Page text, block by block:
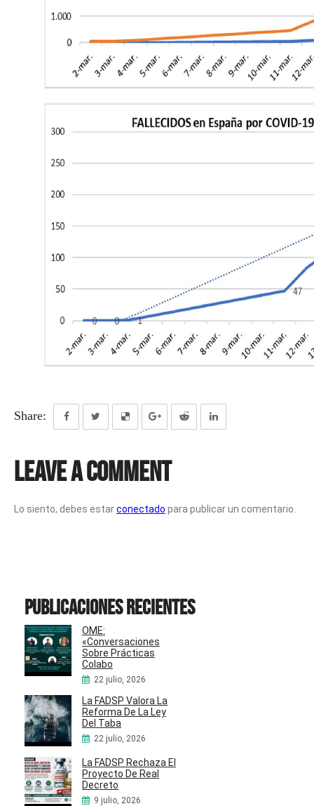
Share:
Leave a Comment
Lo siento, debes estarconectado para publicar un comentario.
Publicaciones recientes
OME:
«Conversaciones
Sobre Prácticas
Colabo
22 julio, 2026
La FADSP Valora La
Reforma De La Ley
Del Taba
22 julio, 2026
La FADSP Rechaza El
Proyecto De Real
Decreto
9 julio, 2026